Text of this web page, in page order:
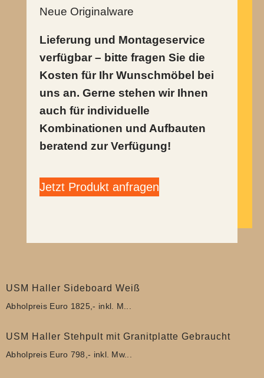
Neue Originalware
Lieferung und Montageservice
verfügbar – bitte fragen Sie die
Kosten für Ihr Wunschmöbel bei
uns an. Gerne stehen wir Ihnen
auch für individuelle
Kombinationen und Aufbauten
beratend zur Verfügung!
Jetzt Produkt anfragen
USM Haller Sideboard Weiß
Abholpreis Euro 1825,- inkl. M...
USM Haller Stehpult mit Granitplatte Gebraucht
Abholpreis Euro 798,- inkl. Mw...